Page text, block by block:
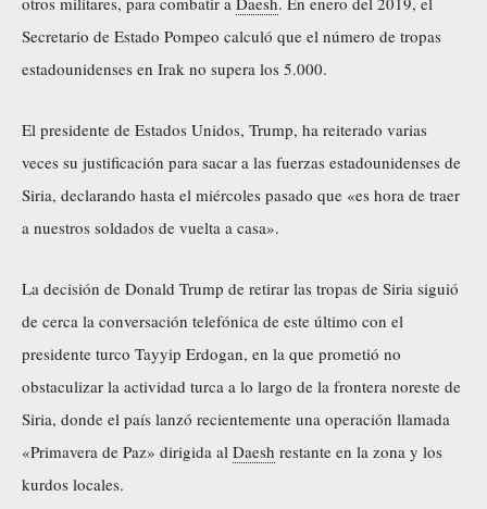
Secretario de Estado Pompeo calculó que el número de tropas
estadounidenses en Irak no supera los 5.000.
El presidente de Estados Unidos, Trump, ha reiterado varias
veces su justificación para sacar a las fuerzas estadounidenses de
Siria, declarando hasta el miércoles pasado que «es hora de traer
a nuestros soldados de vuelta a casa».
La decisión de Donald Trump de retirar las tropas de Siria siguió
de cerca la conversación telefónica de este último con el
presidente turco Tayyip Erdogan, en la que prometió no
obstaculizar la actividad turca a lo largo de la frontera noreste de
Siria, donde el país lanzó recientemente una operación llamada
«Primavera de Paz» dirigida al Daesh restante en la zona y los
kurdos locales.